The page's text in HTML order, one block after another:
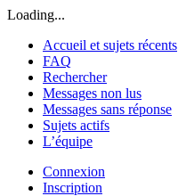
Loading...
Accueil et sujets récents
FAQ
Rechercher
Messages non lus
Messages sans réponse
Sujets actifs
L’équipe
Connexion
Inscription